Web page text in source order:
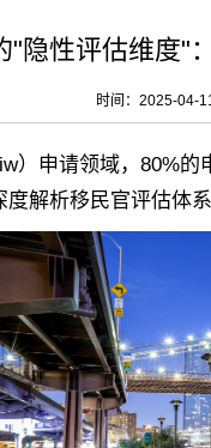
"隐性评估维度"
时间：2025-04-
申请领域，80%的
解析移民官评估体